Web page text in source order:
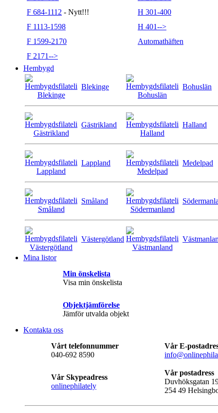
F 684-1112 - Nytt!!!
H 301-400
F 1113-1598
H 401-->
F 1599-2170
Automathäften
F 2171-->
Hembygd
Blekinge Bohuslän
Gästrikland Halland
Lappland Medelpad
Småland
Västergötland
Mina listor
Min önskelista
Visa min önskelista
Objektjämförelse
Jämför utvalda objekt
Kontakta oss
Vårt telefonnummer
040-692 8590
Vår E-
Vår Skypeadress
onlinephilately
Vår postadress
Duvhöksgatan
254 49